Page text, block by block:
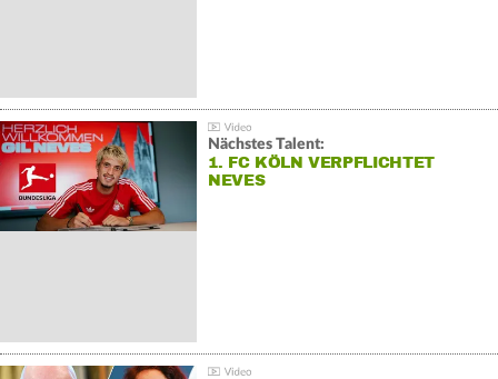
Nächstes Talent:
1. FC KÖLN VERPFLICHTET
NEVES